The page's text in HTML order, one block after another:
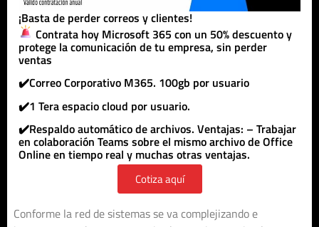
¡Basta de perder correos y clientes!
Contrata hoy Microsoft 365 con un 50% descuento y
protege la comunicación de tu empresa, sin perder
ventas
✔️Correo Corporativo M365. 100gb por usuario
✔️1 Tera espacio cloud por usuario.
✔️Respaldo automático de archivos. Ventajas: – Trabajar
en colaboración Teams sobre el mismo archivo de Office
Online en tiempo real y muchas otras ventajas.
Cotiza aquí
Conforme la red de sistemas se va complejizando e